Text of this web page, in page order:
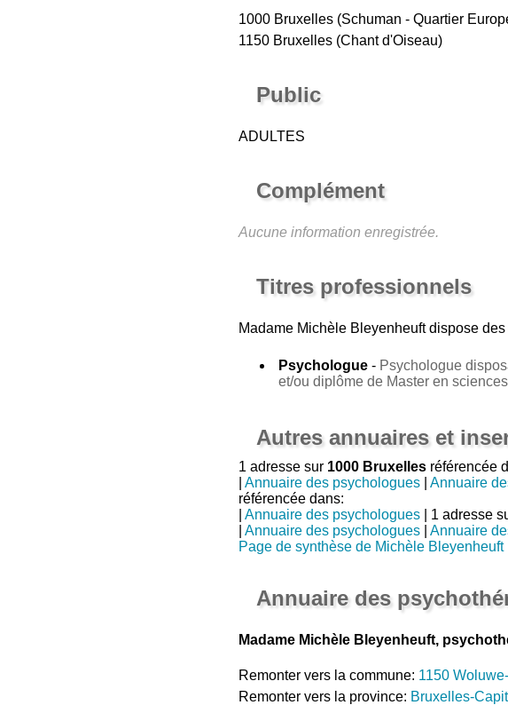
1000 Bruxelles (Schuman - Quartier
1150 Bruxelles (Chant d'Oiseau)
Public
ADULTES
Complément
Aucune information enregistrée.
Titres professionnels
Madame Michèle Bleyenheuftdispose des
Psychologue- Psychologue
et/ou diplôme de Master en
Autres annuaires et
1 adresse sur 1000 Bruxellesréférencée
Annuaire des psychologues| Annuaire
référencée dans:
Annuaire des psychologues| 1 adresse
Annuaire des psychologues| Annuaire
Page de synthèse de Michèle Bleyenheuft
Annuaire des
Madame Michèle Bleyenheuft,
Remonter vers la commune: 1150
Remonter vers la province: Bruxelles-